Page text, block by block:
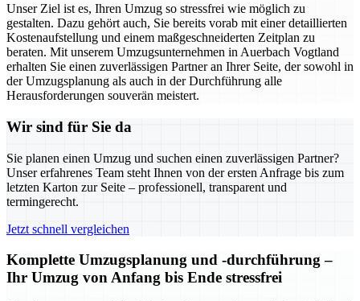
Unser Ziel ist es, Ihren Umzug so stressfrei wie möglich zu
gestalten. Dazu gehört auch, Sie bereits vorab mit einer detaillierten
Kostenaufstellung und einem maßgeschneiderten Zeitplan zu
beraten. Mit unserem Umzugsunternehmen in Auerbach Vogtland
erhalten Sie einen zuverlässigen Partner an Ihrer Seite, der sowohl in
der Umzugsplanung als auch in der Durchführung alle
Herausforderungen souverän meistert.
Wir sind für Sie da
Sie planen einen Umzug und suchen einen zuverlässigen Partner?
Unser erfahrenes Team steht Ihnen von der ersten Anfrage bis zum
letzten Karton zur Seite – professionell, transparent und
termingerecht.
Jetzt schnell vergleichen
Komplette Umzugsplanung und -durchführung –
Ihr Umzug von Anfang bis Ende stressfrei